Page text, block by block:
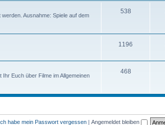
Ausnahme: Spiele auf dem
538
1196
Euch über Filme im Allgemeinen
468
habe mein Passwort vergessen | Angemeldet bleiben